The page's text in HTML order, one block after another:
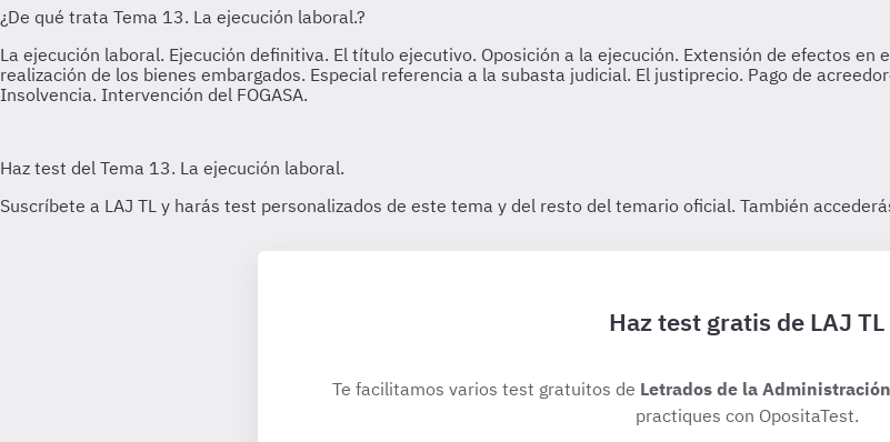
Haz test gratis de LAJ TL
Te facilitamos varios test gratuitos de Letrados de la
practiques con OpositaTest.